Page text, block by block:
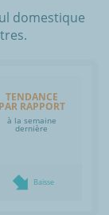
domestique
TENDANCE
PAR RAPPORT
à la semaine
dernière
Baisse